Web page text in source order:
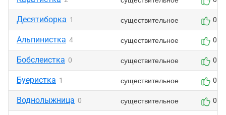
Десятиборка 1 существительное 0
Альпинистка 4 существительное 0
Бобслеистка 0 существительное 0
Буеристка 1 существительное 0
Воднолыжница 0 существительное 0